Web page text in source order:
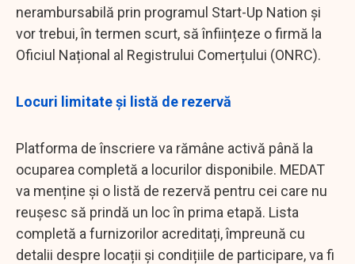
nerambursabilă prin programul Start-Up Nation și
vor trebui, în termen scurt, să înființeze o firmă la
Oficiul Național al Registrului Comerțului (ONRC).
Locuri limitate și listă de rezervă
Platforma de înscriere va rămâne activă până la
ocuparea completă a locurilor disponibile. MEDAT
va menține și o listă de rezervă pentru cei care nu
reușesc să prindă un loc în prima etapă. Lista
completă a furnizorilor acreditați, împreună cu
detalii despre locații și condițiile de participare, va fi